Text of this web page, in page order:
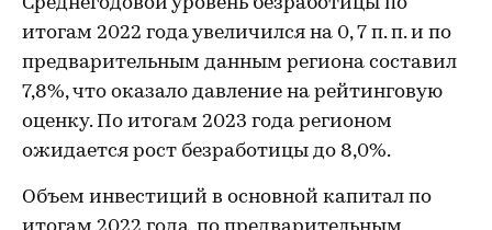
итогам 2022 года увеличился на 0, 7 п. п. и по
предварительным данным региона составил
7,8%, что оказало давление на рейтинговую
оценку. По итогам 2023 года регионом
ожидается рост безработицы до 8,0%.
Объем инвестиций в основной капитал по